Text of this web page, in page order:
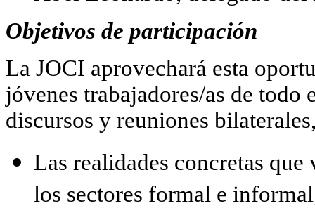
Objetivos de participación
La JOCI aprovechará esta
jóvenes trabajadores/as de
discursos y reuniones
Las realidades concretas
los sectores formal e